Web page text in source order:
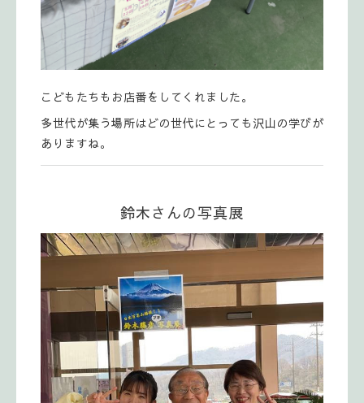
こどもたちもお店番をしてくれました。
多世代が集う場所はどの世代にとっても沢山の学びが
ありますね。
鈴木さんの写真展